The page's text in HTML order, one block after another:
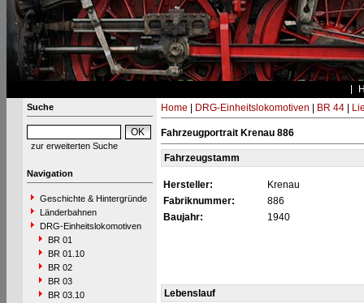
Suche
zur erweiterten Suche
Navigation
Geschichte & Hintergründe
Länderbahnen
DRG-Einheitslokomotiven
BR 01
BR 01.10
BR 02
BR 03
BR 03.10
Home DRG-Einheitslokomotiven BR 44|
Fahrzeugportrait Krenau 886
Fahrzeugstamm
Hersteller:
Krenau
Fabriknummer:
886
Baujahr:
1940
Lebenslauf